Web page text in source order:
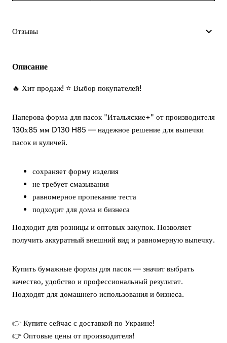
Отзывы
Описание
🔥 Хит продаж! ⭐ Выбор покупателей!
Паперова форма для пасок "Итальяские+" от производителя
130х85 мм D130 H85 — надежное решение для выпечки
пасок и куличей.
сохраняет форму изделия
не требует смазывания
равномерное пропекание теста
подходит для дома и бизнеса
Подходит для розницы и оптовых закупок. Позволяет
получить аккуратный внешний вид и равномерную выпечку.
Купить бумажные формы для пасок — значит выбрать
качество, удобство и профессиональный результат.
Подходят для домашнего использования и бизнеса.
👉 Купите сейчас с доставкой по Украине!
👉 Оптовые цены от производителя!